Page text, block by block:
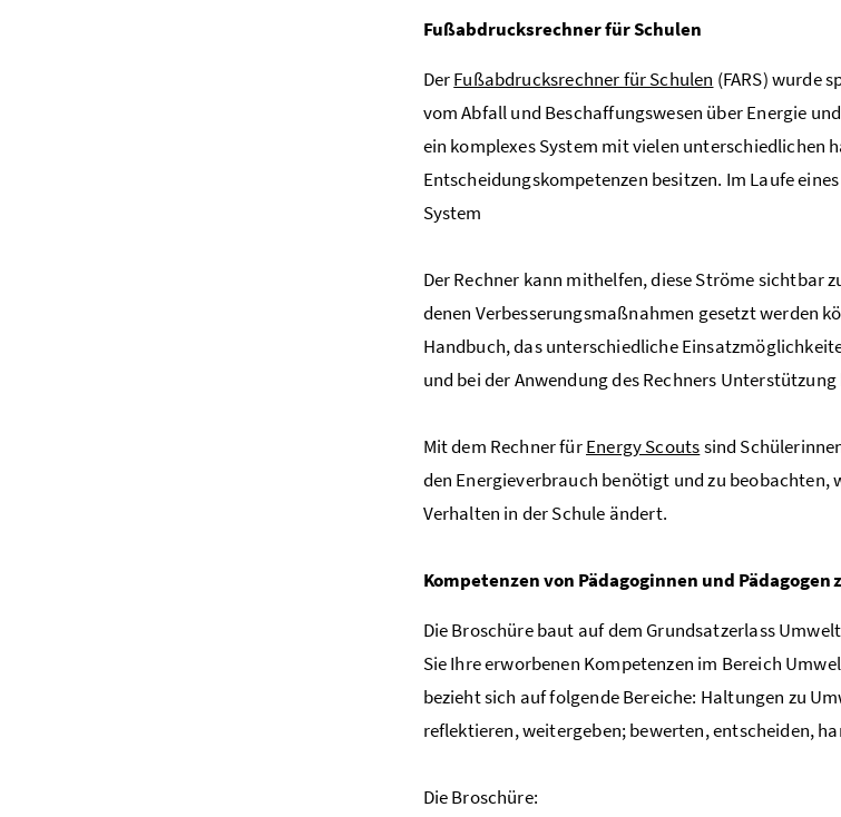
Fußabdrucksrechner für Schulen
DerFußabdrucksrechner für Schulen (FARS) wurde
vom Abfall und Beschaffungswesen über Energie
ein komplexes System mit vielen unterschiedlichen
Entscheidungskompetenzen besitzen. Im Laufe
System
Der Rechner kann mithelfen, diese Ströme sichtbar
denen Verbesserungsmaßnahmen gesetzt werden
Handbuch, das unterschiedliche
und bei der Anwendung des Rechners
Mit dem Rechner fürEnergy Scoutssind
den Energieverbrauch benötigt und zu
Verhalten in der Schule ändert.
Kompetenzen von Pädagoginnen und
Die Broschüre baut auf dem Grundsatzerlass
Sie Ihre erworbenen Kompetenzen im Bereich
bezieht sich auf folgende Bereiche: Haltungen zu
reflektieren, weitergeben; bewerten, entscheiden,
Die Broschüre: